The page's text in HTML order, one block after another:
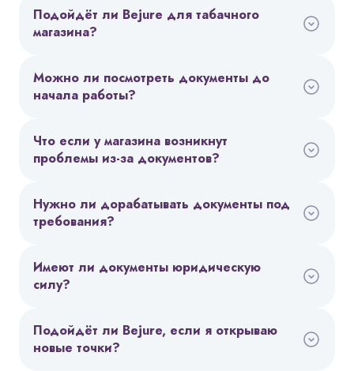
Подойдёт ли Bejure для табачного
магазина?
Можно ли посмотреть документы до
начала работы?
Что если у магазина возникнут
проблемы из-за документов?
Нужно ли дорабатывать документы под
требования?
Имеют ли документы юридическую
силу?
Подойдёт ли Bejure, если я открываю
новые точки?